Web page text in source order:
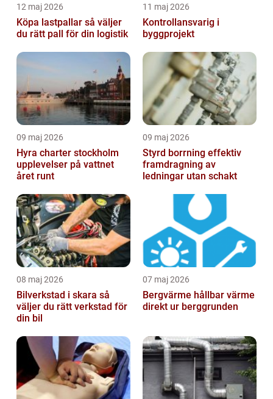
12 maj 2026
Köpa lastpallar så väljer
du rätt pall för din logistik
11 maj 2026
Kontrollansvarig i
byggprojekt
09 maj 2026
Hyra charter stockholm
upplevelser på vattnet
året runt
09 maj 2026
Styrd borrning effektiv
framdragning av
ledningar utan schakt
08 maj 2026
Bilverkstad i skara så
väljer du rätt verkstad för
din bil
07 maj 2026
Bergvärme hållbar värme
direkt ur berggrunden